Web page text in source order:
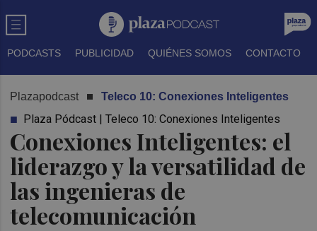
PODCASTS PUBLICIDAD QUIÉNES SOMOS CONTACTO
Plazapodcast Teleco 10: Conexiones Inteligentes
Conexiones Inteligentes: el
liderazgo y la versatilidad de
las ingenieras de
telecomunicación
Plaza Pódcast | Teleco 10: Conexiones Inteligentes